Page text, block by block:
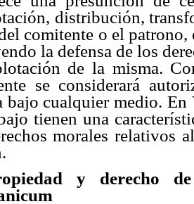
distribución,
comitente o el
la defensa de los
de la misma.
se considerará
bajo cualquier medio. En
tienen una
morales relativos
y derecho